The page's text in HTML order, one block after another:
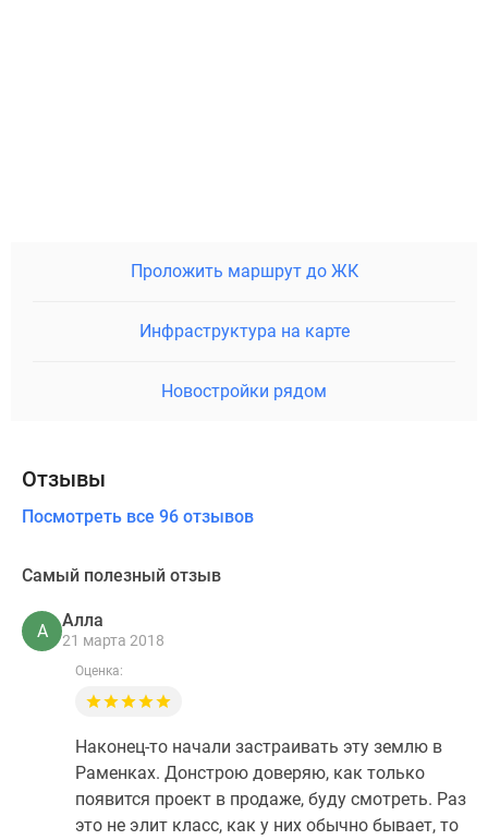
Проложить маршрут до ЖК
Инфраструктура на карте
Новостройки рядом
Отзывы
Посмотреть все 96 отзывов
Самый полезный отзыв
А
Алла
21 марта 2018
Оценка:
Наконец-то начали застраивать эту землю в
Раменках. Донстрою доверяю, как только
появится проект в продаже, буду смотреть. Раз
это не элит класс, как у них обычно бывает, то